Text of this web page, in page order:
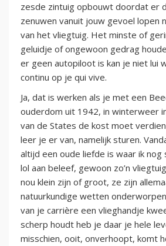
zesde zintuig opbouwt doordat er
zenuwen vanuit jouw gevoel lopen
van het vliegtuig. Het minste of
geluidje of ongewoon gedrag
er geen autopiloot is kan je niet lui
continu op je qui vive.
Ja, dat is werken als je met een
ouderdom uit 1942, in winterweer
van de States de kost moet
leer je er van, namelijk sturen.
altijd een oude liefde is waar ik
lol aan beleef, gewoon zo’n
nou klein zijn of groot, ze zijn
natuurkundige wetten
van je carrière een vlieghandje
scherp houdt heb je daar je hele
misschien, ooit, onverhoopt, komt